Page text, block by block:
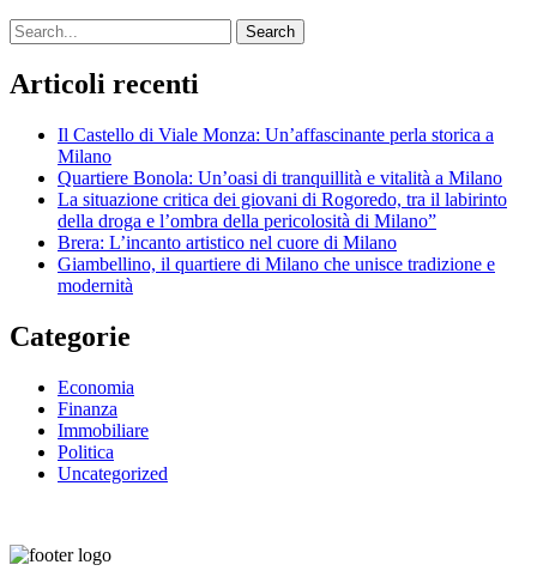
Search
Articoli recenti
Il Castello di Viale Monza: Un’affascinante perla storica a
Milano
Quartiere Bonola: Un’oasi di tranquillità e vitalità a Milano
La situazione critica dei giovani di Rogoredo, tra il labirinto
della droga e l’ombra della pericolosità di Milano”
Brera: L’incanto artistico nel cuore di Milano
Giambellino, il quartiere di Milano che unisce tradizione e
modernità
Categorie
Economia
Finanza
Immobiliare
Politica
Uncategorized